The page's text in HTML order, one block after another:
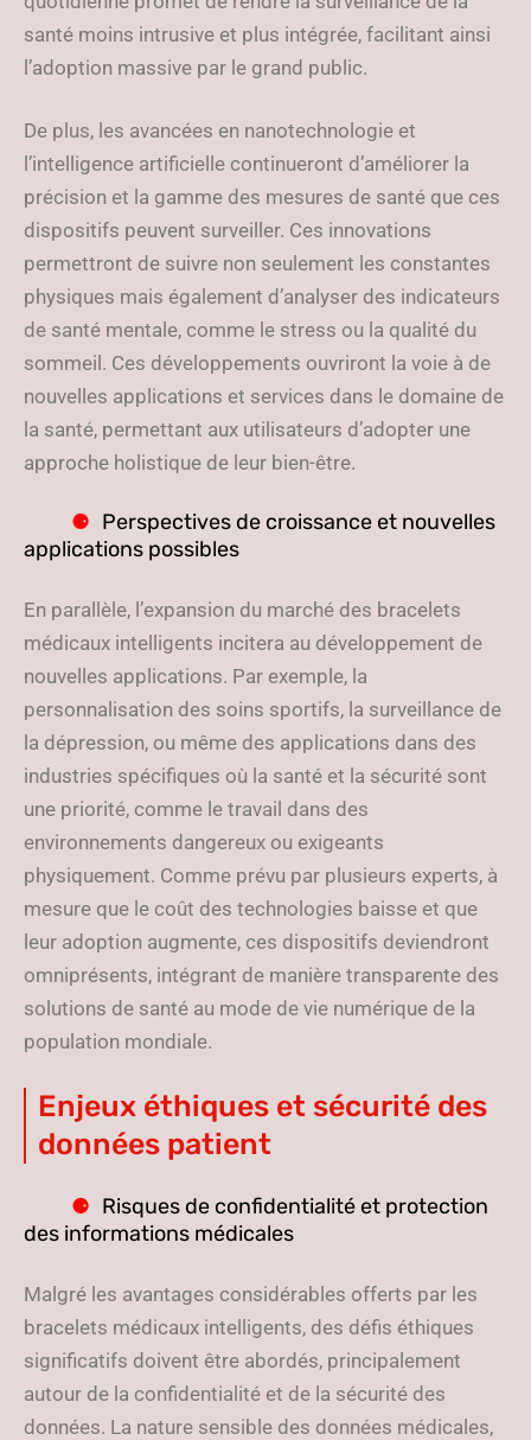
santé moins intrusive et plus intégrée, facilitant ainsi
l’adoption massive par le grand public.
De plus, les avancées en nanotechnologie et
l’intelligence artificielle continueront d’améliorer la
précision et la gamme des mesures de santé que ces
dispositifs peuvent surveiller. Ces innovations
permettront de suivre non seulement les constantes
physiques mais également d’analyser des indicateurs
de santé mentale, comme le stress ou la qualité du
sommeil. Ces développements ouvriront la voie à de
nouvelles applications et services dans le domaine de
la santé, permettant aux utilisateurs d’adopter une
approche holistique de leur bien-être.
Perspectives de croissance et nouvelles
applications possibles
En parallèle, l’expansion du marché des bracelets
médicaux intelligents incitera au développement de
nouvelles applications. Par exemple, la
personnalisation des soins sportifs, la surveillance de
la dépression, ou même des applications dans des
industries spécifiques où la santé et la sécurité sont
une priorité, comme le travail dans des
environnements dangereux ou exigeants
physiquement. Comme prévu par plusieurs experts, à
mesure que le coût des technologies baisse et que
leur adoption augmente, ces dispositifs deviendront
omniprésents, intégrant de manière transparente des
solutions de santé au mode de vie numérique de la
population mondiale.
Enjeux éthiques et sécurité des
données patient
Risques de confidentialité et protection
des informations médicales
Malgré les avantages considérables offerts par les
bracelets médicaux intelligents, des défis éthiques
significatifs doivent être abordés, principalement
autour de la confidentialité et de la sécurité des
données. La nature sensible des données médicales,